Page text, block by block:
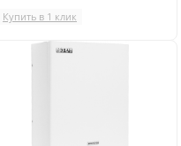
Купить в 1 клик